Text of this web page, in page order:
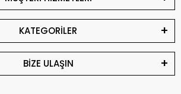
KATEGORİLER
BİZE ULAŞIN